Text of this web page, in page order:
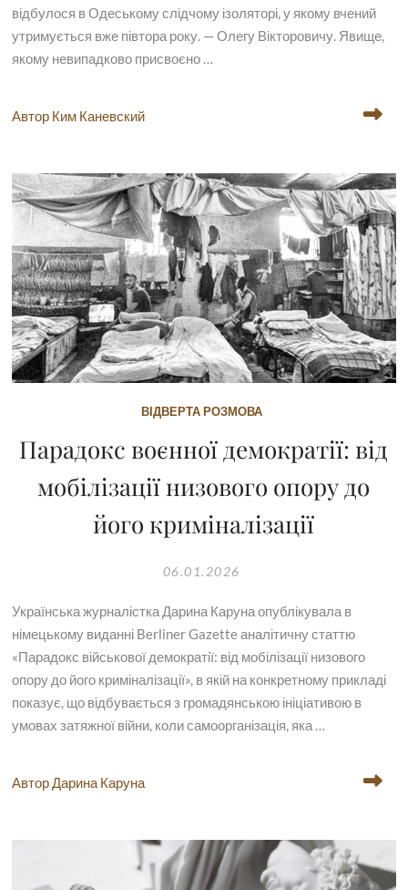
відбулося в Одеському слідчому ізоляторі, у якому вчений
утримується вже півтора року. — Олегу Вікторовичу. Явище,
якому невипадково присвоєно …
Автор Ким Каневский
ВІДВЕРТА РОЗМОВА
Парадокс воєнної демократії: від
мобілізації низового опору до
його криміналізації
06.01.2026
Українська журналістка Дарина Каруна опублікувала в
німецькому виданні Berliner Gazette аналітичну статтю
«Парадокс військової демократії: від мобілізації низового
опору до його криміналізації», в якій на конкретному прикладі
показує, що відбувається з громадянською ініціативою в
умовах затяжної війни, коли самоорганізація, яка …
Автор Дарина Каруна